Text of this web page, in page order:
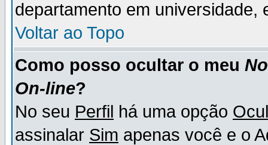
departamento em universidade,
Voltar ao Topo
Como posso ocultar o meu
On-line?
No seu Perfil há uma opção
assinalar Sim apenas você e o